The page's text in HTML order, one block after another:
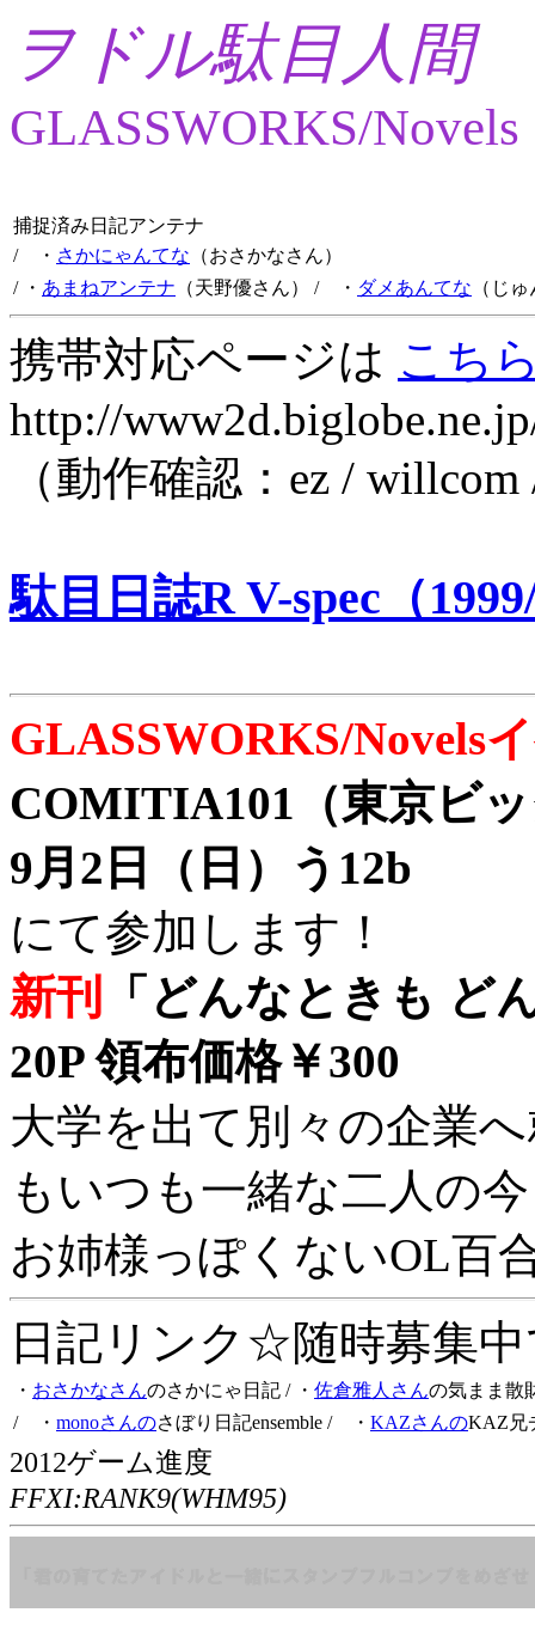
ヲドル駄目人間
GLASSWORKS/Novels
捕捉済み日記アンテナ
/ ・ さかにゃんてな （おさかなさん）
/ ・ あまねアンテナ （天野優さん） / ・ ダメあんてな （じ
携帯対応ページは こち
http://
（動作確認：ez /
駄目日誌R V-spec（
GLASSWORKS/Novels
COMITIA101（東京ビ
9月2日（日）う12b
にて参加します！
新刊
「どんなときも ど
20P 領布価格￥300
大学を出て別々の企業
もいつも一緒な二人の
お姉様っぽくないOL百
日記リンク☆随時募集
・ おさかなさんのさかにゃ日記 / ・ 佐倉雅人さんの気まま散
/ ・ monoさんのさぼり日記ensemble / ・ KAZさんのKAZ兄
2012ゲーム進度
FFXI:RANK9(WHM95)